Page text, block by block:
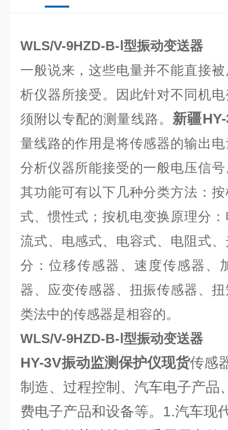
WLS/V-9HZD-B-Ⅰ型振动变送器
一般说来，这些电量并不能直接
析仪器所接受。因此针对不同机
须附以专配的测量线路。 新疆
量线路的作用是将传感器的输出
分析仪器所能接受的一般电压信
其功能可有以下几种分类方法：
式、惯性式；按机电变换原理分
流式、电感式、电容式、电阻式
分：位移传感器、速度传感器、
器、应变传感器、扭振传感器、
类法中的传感器是相容的。
WLS/V-9HZD-B-Ⅰ型振动变送器
HY-3V振动监测保护仪现货传感
制造、过程控制、汽车电子产品
费电子产品和设备等。1.汽车现